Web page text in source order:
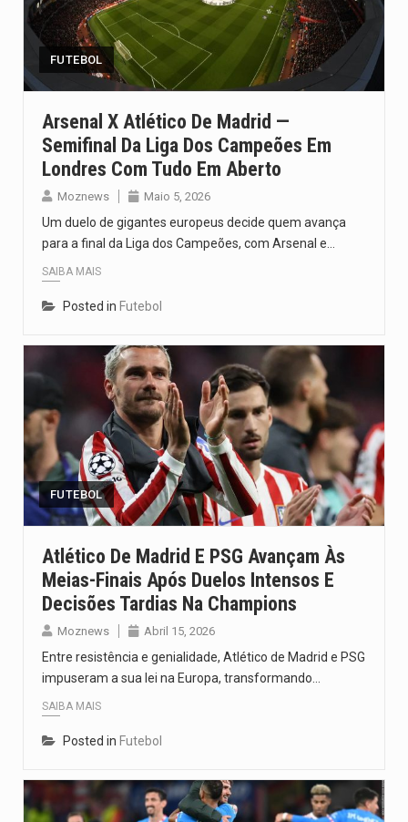
Segundo as autoridades canadianas, mais de 200 incêndios florestais continuam…
De acordo com as autoridades de saúde da Faixa de…
Cover photo suggestion (in English): A police officer outside a…
FUTEBOL
Arsenal X Atlético De Madrid —
Semifinal Da Liga Dos Campeões Em
Londres Com Tudo Em Aberto
Moznews Maio 5, 2026
Um duelo de gigantes europeus decide quem avança
para a final da Liga dos Campeões, com Arsenal e…
SAIBA MAIS
Posted in Futebol
FUTEBOL
Atlético De Madrid E PSG Avançam Às
Meias-Finais Após Duelos Intensos E
Decisões Tardias Na Champions
Moznews Abril 15, 2026
Entre resistência e genialidade, Atlético de Madrid e PSG
impuseram a sua lei na Europa, transformando…
SAIBA MAIS
Posted in Futebol